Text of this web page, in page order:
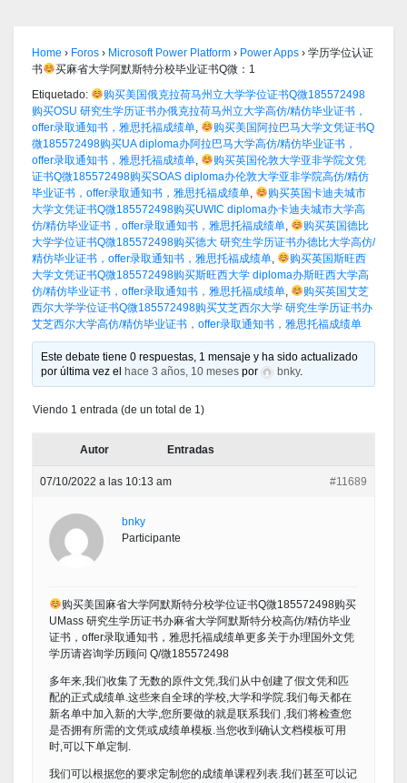
Home › Foros › Microsoft Power Platform › Power Apps › 学历学位认证
书
买麻省大学阿默斯特分校毕业证书Q微：1
Etiquetado:
购买美国俄克拉荷马州立大学学位证书Q微185572498
购买OSU 研究生学历证书办俄克拉荷马州立大学高仿/精仿毕业证书，
offer录取通知书，雅思托福成绩单,
购买美国阿拉巴马大学文凭证书Q
微185572498购买UA diploma办阿拉巴马大学高仿/精仿毕业证书，
offer录取通知书，雅思托福成绩单,
购买英国伦敦大学亚非学院文凭
证书Q微185572498购买SOAS diploma办伦敦大学亚非学院高仿/精仿
毕业证书，offer录取通知书，雅思托福成绩单,
购买英国卡迪夫城市
大学文凭证书Q微185572498购买UWIC diploma办卡迪夫城市大学高
仿/精仿毕业证书，offer录取通知书，雅思托福成绩单,
购买英国德比
大学学位证书Q微185572498购买德大 研究生学历证书办德比大学高仿/
精仿毕业证书，offer录取通知书，雅思托福成绩单,
购买英国斯旺西
大学文凭证书Q微185572498购买斯旺西大学 diploma办斯旺西大学高
仿/精仿毕业证书，offer录取通知书，雅思托福成绩单,
购买英国艾芝
西尔大学学位证书Q微185572498购买艾芝西尔大学 研究生学历证书办
艾芝西尔大学高仿/精仿毕业证书，offer录取通知书，雅思托福成绩单
Este debate tiene 0 respuestas, 1 mensaje y ha sido actualizado
por última vez el
hace 3 años, 10 meses por bnky.
Viendo 1 entrada (de un total de 1)
Autor Entradas
07/10/2022 a las 10:13 am #11689
bnky
Participante
购买美国麻省大学阿默斯特分校学位证书Q微185572498购买
UMass 研究生学历证书办麻省大学阿默斯特分校高仿/精仿毕业
证书，offer录取通知书，雅思托福成绩单更多关于办理国外文凭
学历请咨询学历顾问 Q/微185572498
多年来,我们收集了无数的原件文凭,我们从中创建了假文凭和匹
配的正式成绩单.这些来自全球的学校,大学和学院.我们每天都在
新名单中加入新的大学,您所要做的就是联系我们 ,我们将检查您
是否拥有所需的文凭或成绩单模板.当您收到确认文档模板可用
时,可以下单定制.
我们可以根据您的要求定制您的成绩单课程列表.我们甚至可以记